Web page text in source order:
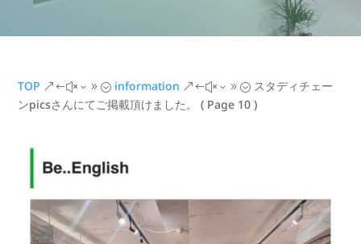
TOP &#x39; information &#x39; スタディチェー
ンpicsさんにてご掲載頂けました。
( Page 10 )